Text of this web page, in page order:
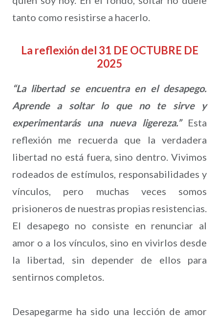
tanto como resistirse a hacerlo.
La reflexión del 31 DE OCTUBRE DE
2025
“La libertad se encuentra en el desapego.
Aprende a soltar lo que no te sirve y
experimentarás una nueva ligereza.”Esta
reflexión me recuerda que la verdadera
libertad no está fuera, sino dentro. Vivimos
rodeados de estímulos, responsabilidades y
vínculos, pero muchas veces somos
prisioneros de nuestras propias resistencias.
El desapego no consiste en renunciar al
amor o a los vínculos, sino en vivirlos desde
la libertad, sin depender de ellos para
sentirnos completos.
Desapegarme ha sido una lección de amor